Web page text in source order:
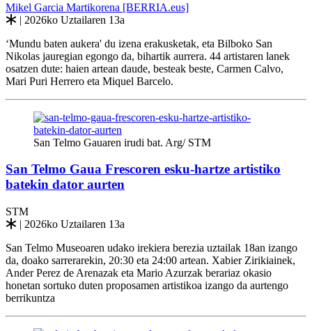
Mikel Garcia Martikorena [BERRIA.eus]
| 2026ko Uztailaren 13a
‘Mundu baten aukera' du izena erakusketak, eta Bilboko San
Nikolas jauregian egongo da, bihartik aurrera. 44 artistaren lanek
osatzen dute: haien artean daude, besteak beste, Carmen Calvo,
Mari Puri Herrero eta Miquel Barcelo.
San Telmo Gauaren irudi bat. Arg/ STM
San Telmo Gaua Frescoren esku-hartze artistiko
batekin dator aurten
STM
| 2026ko Uztailaren 13a
San Telmo Museoaren udako irekiera berezia uztailak 18an izango
da, doako sarrerarekin, 20:30 eta 24:00 artean. Xabier Zirikiainek,
Ander Perez de Arenazak eta Mario Azurzak berariaz okasio
honetan sortuko duten proposamen artistikoa izango da aurtengo
berrikuntza